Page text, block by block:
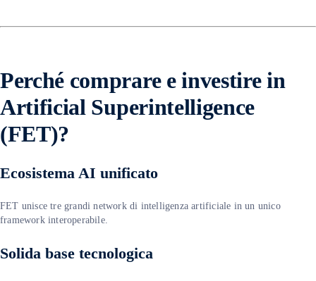
Perché comprare e investire in
Artificial Superintelligence
(FET)?
Ecosistema AI unificato
FET unisce tre grandi network di intelligenza artificiale in un unico
framework interoperabile.
Solida base tecnologica